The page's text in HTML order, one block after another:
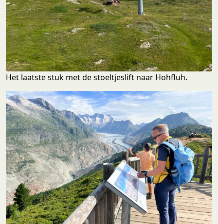
Het laatste stuk met de stoeltjeslift naar Hohfluh.